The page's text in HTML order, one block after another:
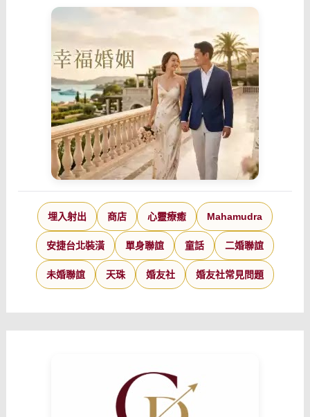
埋入射出 商店 心靈療癒 Mahamudra
安捷台北裝潢 單身聯誼 童話 二婚聯誼
未婚聯誼 天珠 婚友社 婚友社常見問題